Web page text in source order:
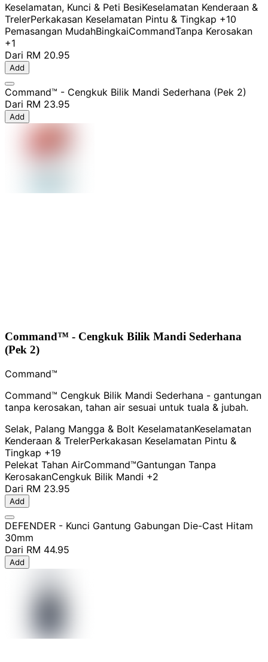
Keselamatan, Kunci & Peti BesiKeselamatan Kenderaan &
TrelerPerkakasan Keselamatan Pintu & Tingkap +10
Pemasangan MudahBingkaiCommandTanpa Kerosakan
+1
Dari RM 20.95
Add
Command™ - Cengkuk Bilik Mandi Sederhana (Pek 2)
Dari RM 23.95
Add
Command™ - Cengkuk Bilik Mandi Sederhana
(Pek 2)
Command™
Command™ Cengkuk Bilik Mandi Sederhana - gantungan
tanpa kerosakan, tahan air sesuai untuk tuala & jubah.
Selak, Palang Mangga & Bolt KeselamatanKeselamatan
Kenderaan & TrelerPerkakasan Keselamatan Pintu &
Tingkap +19
Pelekat Tahan AirCommand™Gantungan Tanpa
KerosakanCengkuk Bilik Mandi +2
Dari RM 23.95
Add
DEFENDER - Kunci Gantung Gabungan Die-Cast Hitam
30mm
Dari RM 44.95
Add